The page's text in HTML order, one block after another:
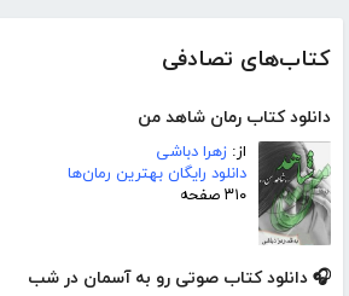
کتاب‌های تصادفی
دانلود کتاب رمان شاهد من
از: زهرا دباشی
دانلود رایگان بهترین رمان‌ها
۳۱۰ صفحه
🎧 دانلود کتاب صوتی رو به آسمان در شب